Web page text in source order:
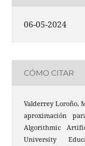
06-05-2024
CÓMO CITAR
Valderrey Loroño,
aproximación
Algorithmic
University